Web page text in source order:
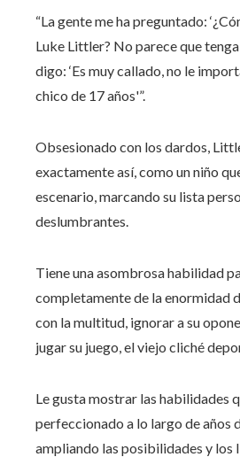
“La gente me ha preguntado:
Luke Littler? No parece que
digo: ‘Es muy callado, no le
chico de 17 años'”.
Obsesionado con los dardos,
exactamente así, como un niño
escenario, marcando su lista
deslumbrantes.
Tiene una asombrosa habilidad
completamente de la enormidad
con la multitud, ignorar a su
jugar su juego, el viejo cliché
Le gusta mostrar las habilidades
perfeccionado a lo largo de años
ampliando las posibilidades y los